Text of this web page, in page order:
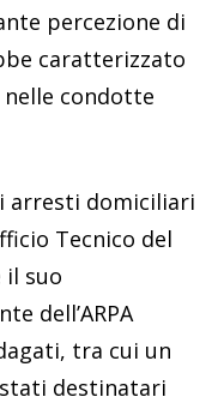
percezione di
caratterizzato
condotte
arresti domiciliari
Tecnico del
il suo
dell’ARPA
tra cui un
destinatari